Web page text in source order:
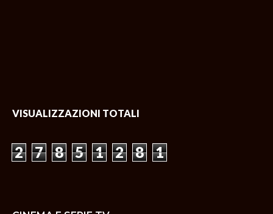
VISUALIZZAZIONI TOTALI
2 7 8 5 1 2 8 1